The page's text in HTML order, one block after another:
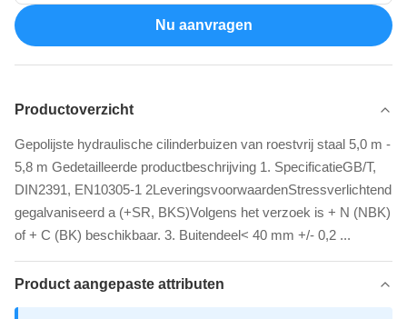
Nu aanvragen
Productoverzicht
Gepolijste hydraulische cilinderbuizen van roestvrij staal 5,0 m -
5,8 m Gedetailleerde productbeschrijving 1. SpecificatieGB/T,
DIN2391, EN10305-1 2LeveringsvoorwaardenStressverlichtend
gegalvaniseerd a (+SR, BKS)Volgens het verzoek is + N (NBK)
of + C (BK) beschikbaar. 3. Buitendeel< 40 mm +/- 0,2 ...
Product aangepaste attributen